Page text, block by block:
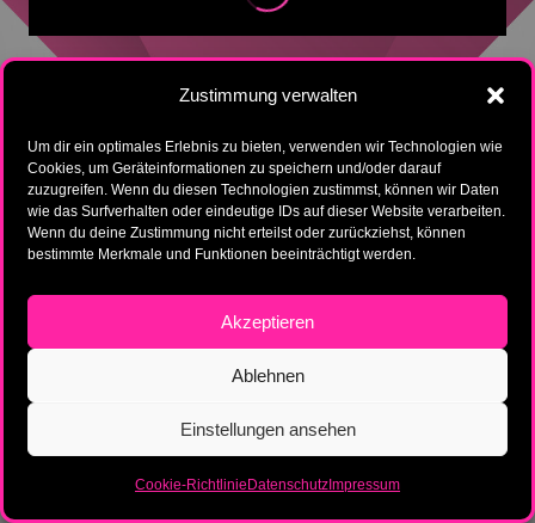
Zustimmung verwalten
Um dir ein optimales Erlebnis zu bieten, verwenden wir Technologien wie
Cookies, um Geräteinformationen zu speichern und/oder darauf
zuzugreifen. Wenn du diesen Technologien zustimmst, können wir Daten
wie das Surfverhalten oder eindeutige IDs auf dieser Website verarbeiten.
Wenn du deine Zustimmung nicht erteilst oder zurückziehst, können
bestimmte Merkmale und Funktionen beeinträchtigt werden.
Akzeptieren
Ablehnen
Einstellungen ansehen
Cookie-Richtlinie Datenschutz Impressum